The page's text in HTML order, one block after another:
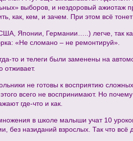
выборов, и нездоровый ажиотаж
как, кем, и зачем. При этом всё
Японии, Германии…..) легче, так
«Не сломано – не ремонтируй».
то и телеги были заменены на
отживает.
не готовы к восприятию
всего не воспринимают. Но
где-что и как.
в школе малыши учат 10
без назиданий взрослых. Так что